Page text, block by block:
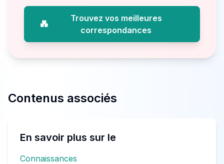
💑
Trouvez vos meilleures
correspondances
Contenus associés
En savoir plus sur le
Connaissances